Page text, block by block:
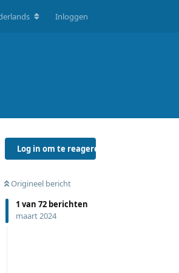
Inloggen
Log in om te reageren
Origineel bericht
1 van 72 berichten
maart 2024